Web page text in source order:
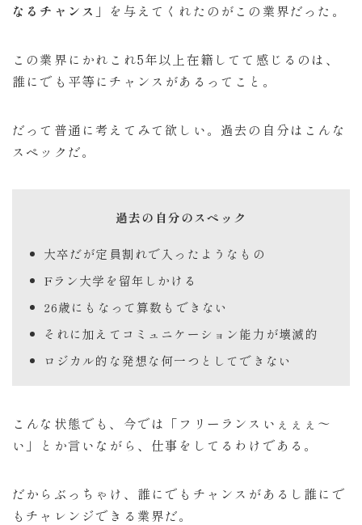
なるチャンス」
を与えてくれたのがこの業界だった。
この業界にかれこれ5年以上在籍してて感じるのは、
誰にでも平等にチャンスがあるってこと。
だって普通に考えてみて欲しい。過去の自分はこんな
スペックだ。
過去の自分のスペック
大卒だが定員割れで入ったようなもの
Fラン大学を留年しかける
26歳にもなって算数もできない
それに加えてコミュニケーション能力が壊滅的
ロジカル的な発想な何一つとしてできない
こんな状態でも、今では「フリーランスいぇぇぇ〜
い」とか言いながら、仕事をしてるわけである。
だからぶっちゃけ、誰にでもチャンスがあるし誰にで
もチャレンジできる業界だ。